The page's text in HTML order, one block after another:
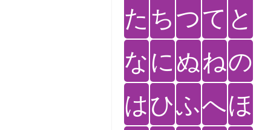
た ちつて と
なにぬねの
はひふへほ